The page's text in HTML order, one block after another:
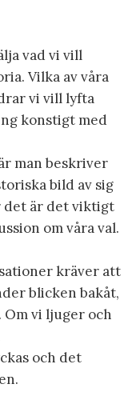
vad vi vill
Vilka av våra
vi vill lyfta
konstigt med
man beskriver
bild av sig
det är det viktigt
om våra val.
kräver att
blicken bakåt,
vi ljuger och
och det